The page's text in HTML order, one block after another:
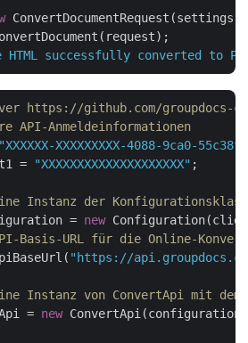
HTML successfully converted to
https://github.com/groupdocs-
Anmeldeinformationen
"XXXXXX-XXXXXXXXX-4088-9ca0-
= "XXXXXXXXXXXXXXXXXXXX" ;
Instanz der
= new
URL für die Online-
"https://
von ConvertApi mit dem
= new